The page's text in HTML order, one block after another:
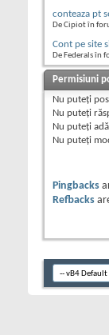
conteaza pt
De Cipiot în
Cont pe site
De Federals în
Permisiuni
Nu puteţi
Nu puteţi
Nu puteţi
Nu puteţi
Pingbacks
Refbacks